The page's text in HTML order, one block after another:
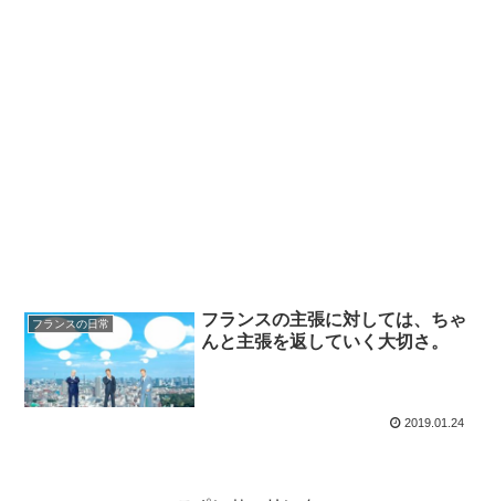
フランスの日常
フランスの主張に対しては、ちゃ
んと主張を返していく大切さ。
2019.01.24